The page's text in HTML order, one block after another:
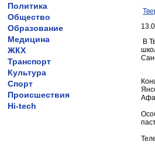
Политика
Общество
Образование
Медицина
ЖКХ
Транспорт
Культура
Спорт
Происшествия
Hi-tech
В